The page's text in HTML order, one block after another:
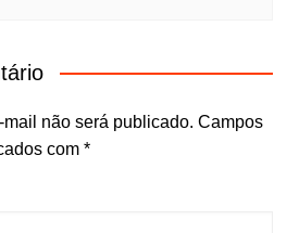
não será publicado. Campos
com *